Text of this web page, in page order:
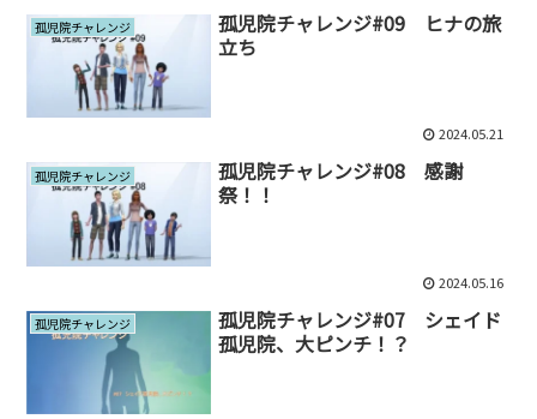
孤児院チャレンジ
孤児院チャレンジ#09 ヒナの旅
立ち
2024.05.21
孤児院チャレンジ
孤児院チャレンジ#08 感謝
祭！！
2024.05.16
孤児院チャレンジ
孤児院チャレンジ#07 シェイド
孤児院、大ピンチ！？